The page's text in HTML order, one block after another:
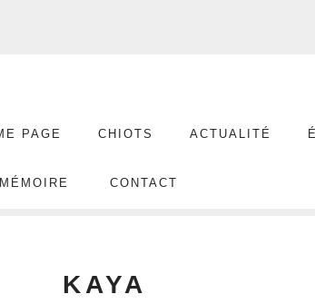
PAGE CHIOTS ACTUALITÉ
CONTACT
KAYA